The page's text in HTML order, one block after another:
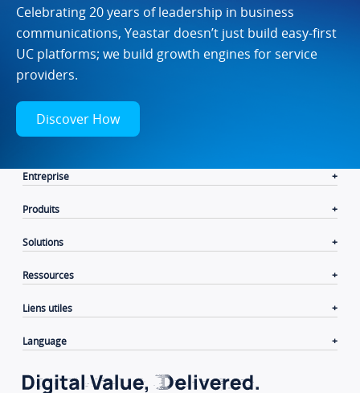
Celebrating 20 years of leadership in business
communications, Yeastar doesn’t just build easy-first
UC platforms; we build growth engines for service
providers.
Discover How
Entreprise
Produits
Solutions
Ressources
Liens utiles
Language